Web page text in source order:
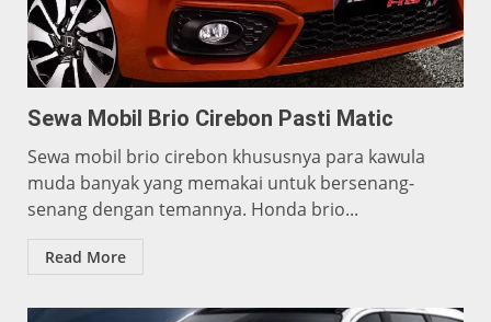
Sewa Mobil Brio Cirebon Pasti Matic
Sewa mobil brio cirebon khususnya para kawula
muda banyak yang memakai untuk bersenang-
senang dengan temannya. Honda brio...
Read More